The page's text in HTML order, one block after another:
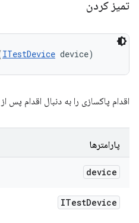
تمیز کردن
ITestDevice device)
اقدام پاکسازی را به دنبال اقدام پس
پارامترها
device
ITestDevice